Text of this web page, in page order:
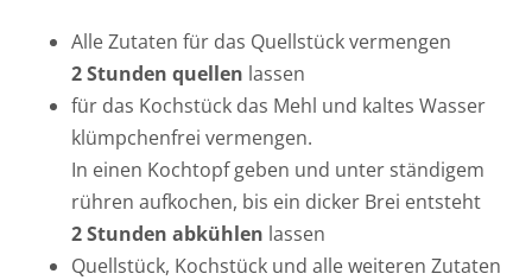
Alle Zutaten für das Quellstück vermengen
2 Stunden quellen lassen
für das Kochstück das Mehl und kaltes Wasser
klümpchenfrei vermengen.
In einen Kochtopf geben und unter ständigem
rühren aufkochen, bis ein dicker Brei entsteht
2 Stunden abkühlen lassen
Quellstück, Kochstück und alle weiteren Zutaten